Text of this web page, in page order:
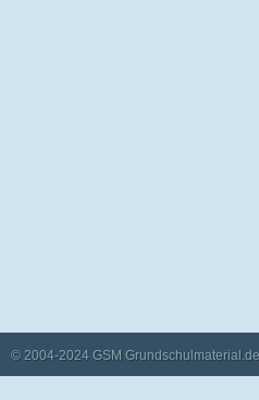
© 2004-2024 GSM